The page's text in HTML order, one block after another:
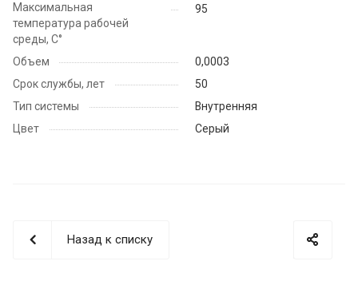
Максимальная
температура рабочей
среды, С°
95
Объем
0,0003
Срок службы, лет
50
Тип системы
Внутренняя
Цвет
Серый
Назад к списку